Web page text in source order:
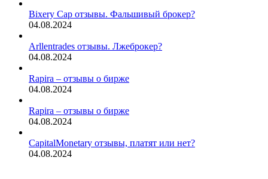
Bixery Cap отзывы. Фальшивый брокер?
04.08.2024
Arllentrades отзывы. Лжеброкер?
04.08.2024
Rapira – отзывы о бирже
04.08.2024
Rapira – отзывы о бирже
04.08.2024
CapitalMonetary отзывы, платят или нет?
04.08.2024